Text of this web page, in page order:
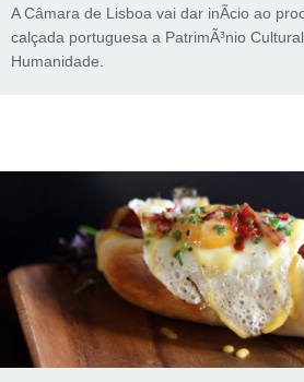
A Câmara de Lisboa vai dar inÃ­cio ao
calçada portuguesa a PatrimÃ³nio
Humanidade.